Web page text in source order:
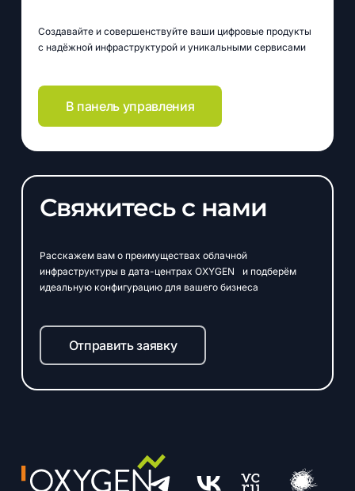
Создавайте и совершенствуйте ваши цифровые продукты
с надёжной инфраструктурой и уникальными сервисами
В панель управления
Свяжитесь с нами
Расскажем вам о преимуществах облачной
инфраструктуры в дата-центрах OXYGEN и подберём
идеальную конфигурацию для вашего бизнеса
Отправить заявку